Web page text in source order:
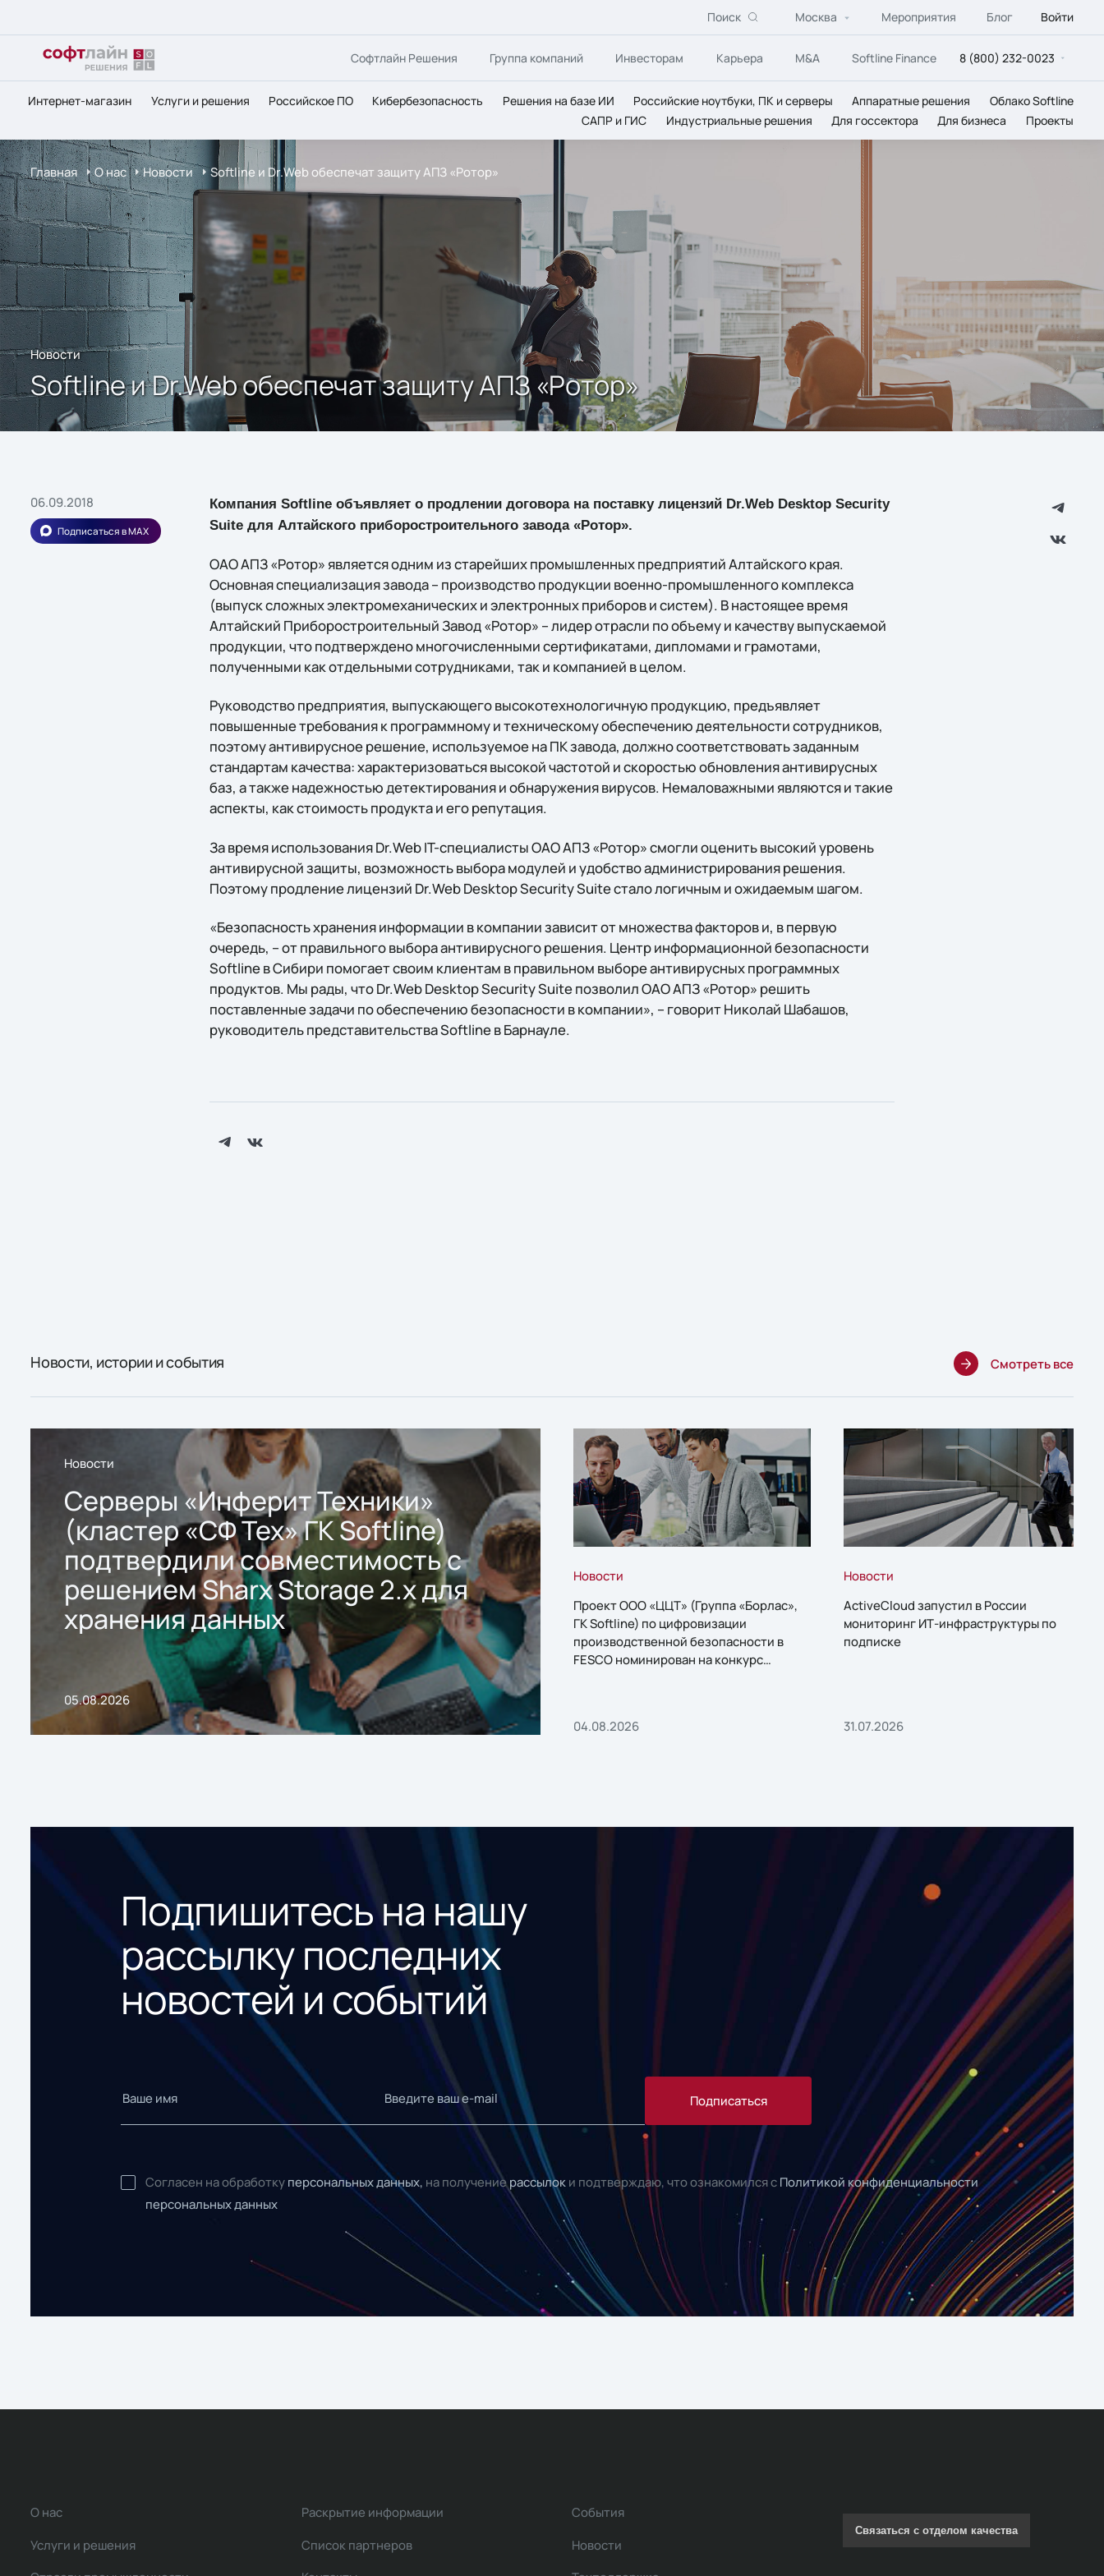
Поиск Москва Мероприятия Блог Войти
Софтлайн Решения Группа компаний Инвесторам Карьера M&A Softline Finance 8 (800) 232-0023
Интернет-магазин Услуги и решения Российское ПО Кибербезопасность Решения на базе ИИ Российские ноутбуки, ПК и серверы Аппаратные решения
Облако Softline
САПР и ГИС
Индустриальные решения Для госсектора Для бизнеса Проекты
Главная О нас Новости Softline и Dr.Web обеспечат защиту АПЗ «Ротор»
Новости
Softline и Dr.Web обеспечат защиту АПЗ «Ротор»
06.09.2018
Подписаться в MAX
Компания Softline объявляет о продлении договора на поставку лицензий Dr.Web Desktop Security
Suite для Алтайского приборостроительного завода «Ротор».
ОАО АПЗ «Ротор» является одним из старейших промышленных предприятий Алтайского края.
Основная специализация завода – производство продукции военно-промышленного комплекса
(выпуск сложных электромеханических и электронных приборов и систем). В настоящее время
Алтайский Приборостроительный Завод «Ротор» – лидер отрасли по объему и качеству выпускаемой
продукции, что подтверждено многочисленными сертификатами, дипломами и грамотами,
полученными как отдельными сотрудниками, так и компанией в целом.
Руководство предприятия, выпускающего высокотехнологичную продукцию, предъявляет
повышенные требования к программному и техническому обеспечению деятельности сотрудников,
поэтому антивирусное решение, используемое на ПК завода, должно соответствовать заданным
стандартам качества: характеризоваться высокой частотой и скоростью обновления антивирусных
баз, а также надежностью детектирования и обнаружения вирусов. Немаловажными являются и такие
аспекты, как стоимость продукта и его репутация.
За время использования Dr.Web IT-специалисты ОАО АПЗ «Ротор» смогли оценить высокий уровень
антивирусной защиты, возможность выбора модулей и удобство администрирования решения.
Поэтому продление лицензий Dr.Web Desktop Security Suite стало логичным и ожидаемым шагом.
«Безопасность хранения информации в компании зависит от множества факторов и, в первую
очередь, – от правильного выбора антивирусного решения. Центр информационной безопасности
Softline в Сибири помогает своим клиентам в правильном выборе антивирусных программных
продуктов. Мы рады, что Dr.Web Desktop Security Suite позволил ОАО АПЗ «Ротор» решить
поставленные задачи по обеспечению безопасности в компании», – говорит Николай Шабашов,
руководитель представительства Softline в Барнауле.
Новости, истории и события Смотреть все
Новости
Серверы «Инферит Техники»
(кластер «СФ Тех» ГК Softline)
подтвердили совместимость с
решением Sharx Storage 2.x для
хранения данных
05.08.2026
Новости
Проект ООО «ЦЦТ» (Группа «Борлас»,
ГК Softline) по цифровизации
производственной безопасности в
FESCO номинирован на конкурс
04.08.2026
Новости
ActiveCloud запустил в России
мониторинг ИТ-инфраструктуры по
подписке
31.07.2026
Подпишитесь на нашу
рассылку последних
новостей и событий
Подписаться
Согласен на обработку персональных данных, на получениерассылок и подтверждаю, что ознакомился с Политикой конфиденциальности
персональных данных
О нас
Услуги и решения
Раскрытие информации
Список партнеров
События
Новости
Связаться с отделом качества